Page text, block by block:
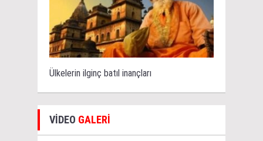
Ülkelerin ilginç batıl inançları
VİDEO GALERİ